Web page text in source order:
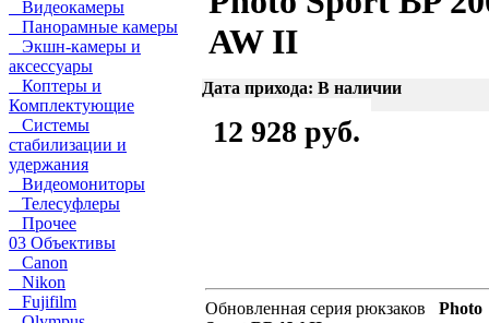
Видеокамеры
Панорамные камеры
Экшн-камеры и
аксессуары
Коптеры и
Комплектующие
Системы
стабилизации и
удержания
Видеомониторы
Телесуфлеры
Прочее
03 Объективы
Canon
Nikon
Fujifilm
AW II
Дата прихода: В наличии
12 928 руб.
Обновленная серия рюкзаков Photo